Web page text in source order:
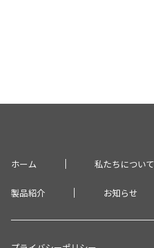
ホーム 私たちについて
製品紹介 お知らせ